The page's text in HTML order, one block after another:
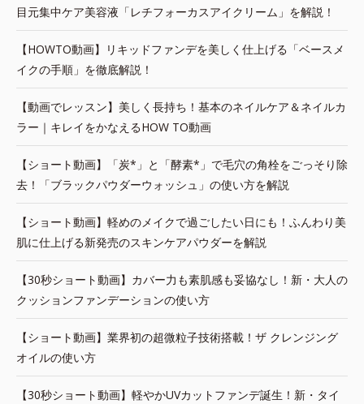
目元集中ケア美容液「レチフォーカスアイクリーム」を解説！
【HOWTO動画】リキッドファンデを美しく仕上げる「ベースメ
イクの手順」を徹底解説！
【動画でレッスン】美しく長持ち！基本のネイルケア＆ネイルカ
ラー｜キレイをかなえるHOW TO動画
【ショート動画】「炭*」と「酵素*」で毛穴の角栓をごっそり除
去！「ブラックパウダーウォッシュ」の使い方を解説
【ショート動画】軽めのメイクで過ごしたい日にも！ふんわり美
肌に仕上げる新発売のスキンケアパウダーを解説
【30秒ショート動画】カバー力も素肌感も妥協なし！新・大人の
クッションファンデーションの使い方
【ショート動画】業界初の超微粒子技術搭載！ザ クレンジング
オイルの使い方
【30秒ショート動画】軽やかUVカットファンデ誕生！新・タイ